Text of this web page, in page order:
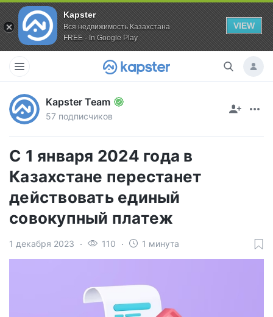
Kapster
Вся недвижимость Казахстана
FREE - In Google Play
VIEW
Kapster Team
57 подписчиков
С 1 января 2024 года в
Казахстане перестанет
действовать единый
совокупный платеж
1 декабря 2023 110 1 минута